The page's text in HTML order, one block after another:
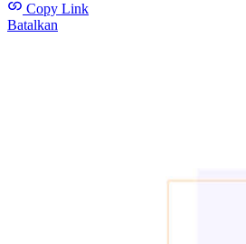
Copy Link
Batalkan